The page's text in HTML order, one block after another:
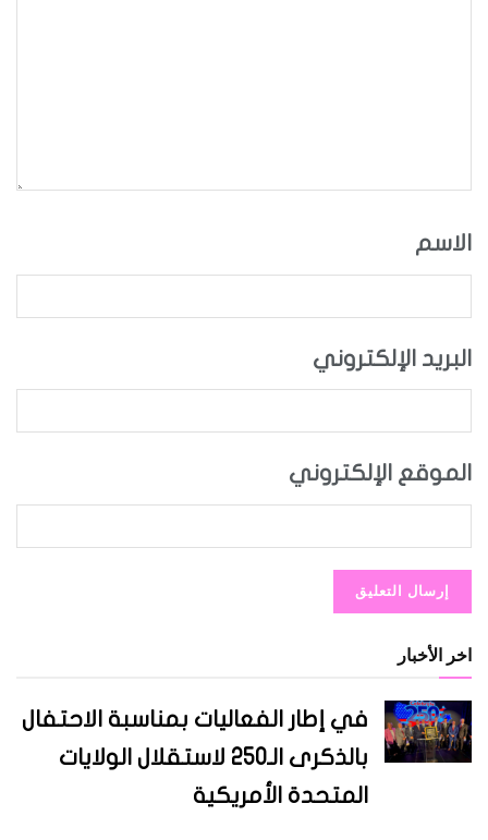
الاسم
البريد الإلكتروني
الموقع الإلكتروني
اخر الأخبار
في إطار الفعاليات بمناسبة الاحتفال
بالذكرى الـ250 لاستقلال الولايات
المتحدة الأمريكية